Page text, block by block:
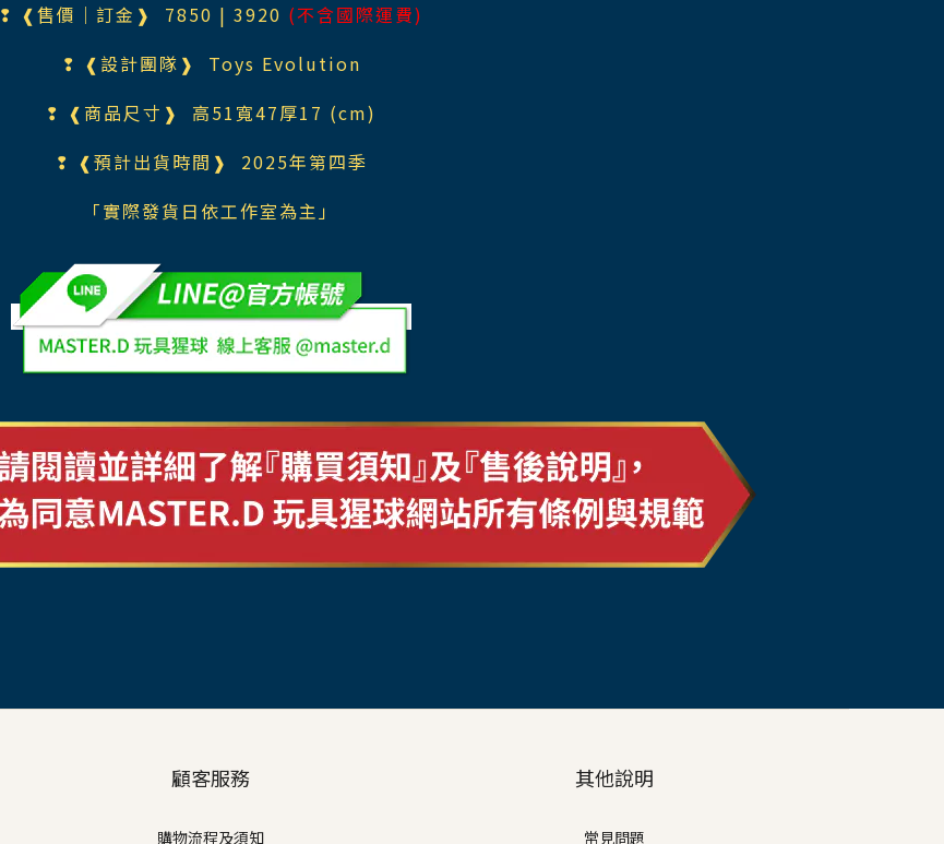
❢ ❰售價｜訂金❱ 7850 | 3920 (不含國際運費)
❢ ❰設計團隊❱ Toys Evolution
❢ ❰商品尺寸❱ 高51寬47厚17 (cm)
❢ ❰預計出貨時間❱ 2025年第四季
「實際發貨日依工作室為主」
顧客服務
購物流程及須知
其他說明
常見問題